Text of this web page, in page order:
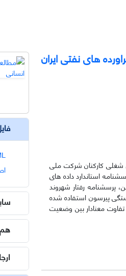
های نفتی ایران
شغلی کارکنان شرکت ملی
استاندارد داده های
پرسشنامه رفتار شهروند
پیرسون استفاده شده
معنادار بین وضعیت
XML